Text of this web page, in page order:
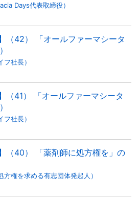
Days代表取締役）
（42） 「オールファーマシータ
社長）
（41） 「オールファーマシータ
社長）
（40） 「薬剤師に処方権を」の
権を求める有志団体発起人）